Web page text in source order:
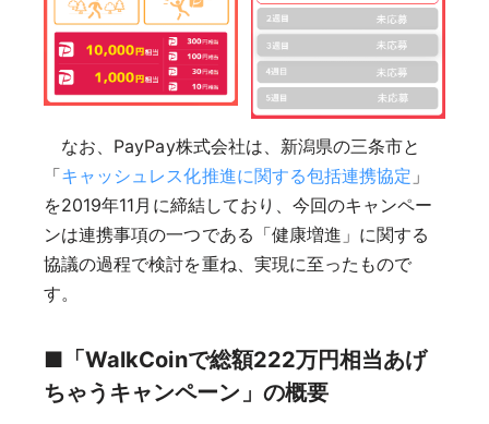
なお、PayPay株式会社は、新潟県の三条市と
「キャッシュレス化推進に関する包括連携協定 」
を2019年11月に締結しており、今回のキャンペー
ンは連携事項の一つである「健康増進」に関する
協議の過程で検討を重ね、実現に至ったもので
す。
■「WalkCoinで総額222万円相当あげ
ちゃうキャンペーン」の概要